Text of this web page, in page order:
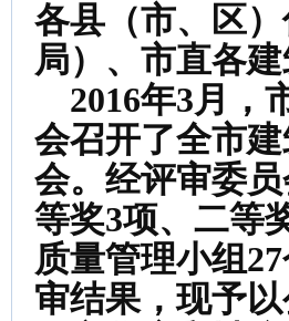
各县（市、区
局）、市直各建
2016年3月，
会召开了全市
会。经评审委
等奖3项、二等
质量管理小组27
审结果，现予以